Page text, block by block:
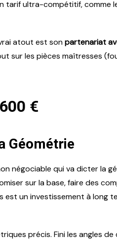
tarif ultra-compétitif, comme
atout est sonpartenariat
sur les pièces maîtresses
€
Géométrie
négociable qui va dicter la
sur la base, faire des
un investissement à long
précis. Fini les angles